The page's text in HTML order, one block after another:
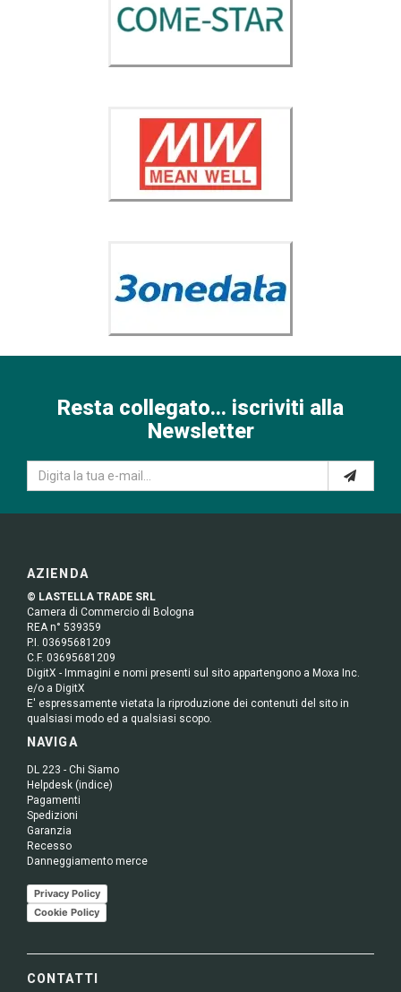
Resta collegato... iscriviti alla
Newsletter
AZIENDA
© LASTELLA TRADE SRL
Camera di Commercio di Bologna
REA n° 539359
P.I. 03695681209
C.F. 03695681209
DigitX - Immagini e nomi presenti sul sito appartengono a Moxa Inc.
e/o a DigitX
E' espressamente vietata la riproduzione dei contenuti del sito in
qualsiasi modo ed a qualsiasi scopo.
NAVIGA
DL 223 - Chi Siamo
Helpdesk (indice)
Pagamenti
Spedizioni
Garanzia
Recesso
Danneggiamento merce
Privacy Policy
Cookie Policy
CONTATTI